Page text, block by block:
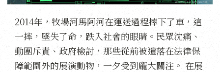
2014年，牧場河馬阿河在運送過程摔下了車，這
一摔，墜失了命，跌入社會的眼睛。民眾沈痛、
動團斥責、政府檢討，那些從前被遺落在法律保
障範圍外的展演動物，一夕受到龐大關注。 在展